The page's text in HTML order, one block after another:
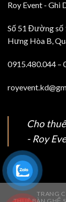
Roy Event - Ghi
Số 51 Đường số
Hưng Hòa B,
0915.480.044 –
Cho
- Roy
TRANG
THUÊ BÀN GHẾ